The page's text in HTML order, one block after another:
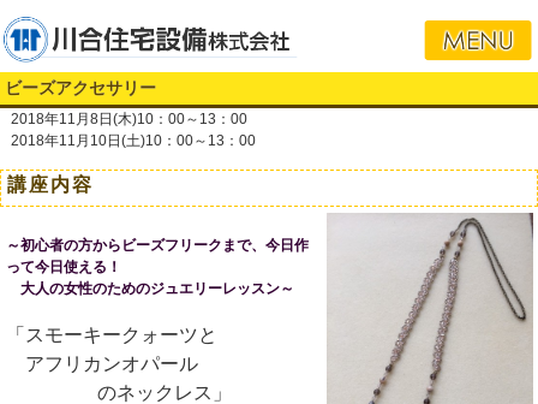
ビーズアクセサリー
2018年11月8日(木)10：00～13：00
2018年11月10日(土)10：00～13：00
講座内容
～初心者の方からビーズフリークまで、今日作
って今日使える！
大人の女性のためのジュエリーレッスン～
「スモーキークォーツと
アフリカンオパール
のネックレス」